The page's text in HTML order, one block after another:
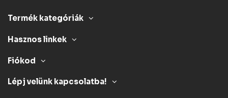
Termék kategóriák
Hasznos linkek
Fiókod
Lépj velünk kapcsolatba!